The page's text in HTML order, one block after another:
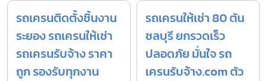
รถเครนติดตั้งชิ้นงาน
ระยอง รถเครนให้เช่า
รถเครนรับจ้าง ราคา
ถูก รองรับทุกงาน
รถเครนให้เช่า 80 ตัน
ชลบุรี ยกรวดเร็ว
ปลอดภัย มั่นใจ รถ
เครนรับจ้าง.com ตัว